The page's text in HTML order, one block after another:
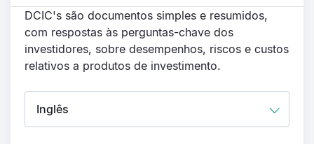
DCIC's são documentos simples e resumidos,
com respostas às perguntas-chave dos
investidores, sobre desempenhos, riscos e custos
relativos a produtos de investimento.